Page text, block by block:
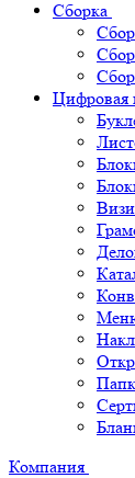
Сборка
Цифровая
Компания